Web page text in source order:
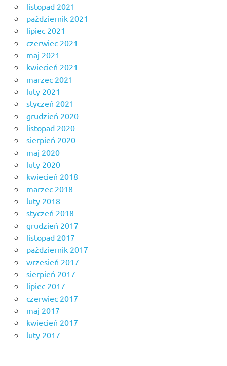
listopad 2021
październik 2021
lipiec 2021
czerwiec 2021
maj 2021
kwiecień 2021
marzec 2021
luty 2021
styczeń 2021
grudzień 2020
listopad 2020
sierpień 2020
maj 2020
luty 2020
kwiecień 2018
marzec 2018
luty 2018
styczeń 2018
grudzień 2017
listopad 2017
październik 2017
wrzesień 2017
sierpień 2017
lipiec 2017
czerwiec 2017
maj 2017
kwiecień 2017
luty 2017